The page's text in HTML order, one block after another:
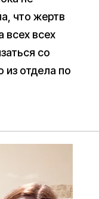
что жертв
всех всех
со
отдела по